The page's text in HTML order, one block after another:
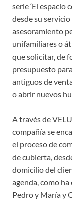
serie ‘El espacio
desde su
asesoramiento
unifamiliares o
que solicitar, de
presupuesto
antiguos de
o abrir nuevos
A través de
compañía se
el proceso de
de cubierta,
domicilio del
agenda, como
Pedro y María y